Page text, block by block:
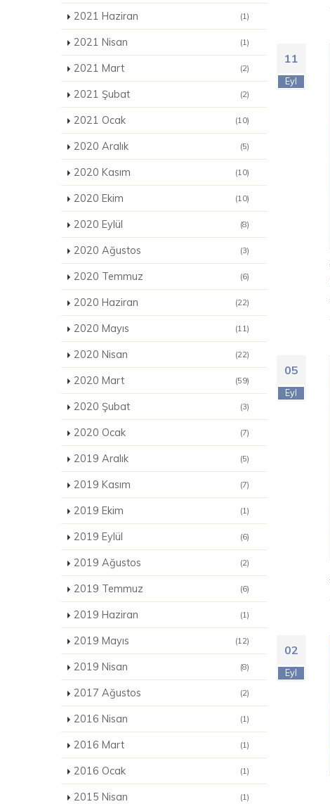
2021 Haziran (1)
2021 Nisan (1)
2021 Mart (2)
2021 Şubat (2)
2021 Ocak (10)
2020 Aralık (5)
2020 Kasım (10)
2020 Ekim (10)
2020 Eylül (8)
2020 Ağustos (3)
2020 Temmuz (6)
2020 Haziran (22)
2020 Mayıs (11)
2020 Nisan (22)
2020 Mart (59)
2020 Şubat (3)
2020 Ocak (7)
2019 Aralık (5)
2019 Kasım (7)
2019 Ekim (1)
2019 Eylül (6)
2019 Ağustos (2)
2019 Temmuz (6)
2019 Haziran (1)
2019 Mayıs (12)
2019 Nisan (8)
2017 Ağustos (2)
2016 Nisan (1)
2016 Mart (1)
2016 Ocak (1)
2015 Nisan (1)
11
Eyl
05
Eyl
02
Eyl